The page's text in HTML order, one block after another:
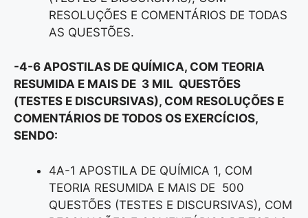
RESOLUÇÕES E COMENTÁRIOS DE TODAS
AS QUESTÕES.
-4-6 APOSTILAS DE QUÍMICA, COM TEORIA
RESUMIDA E MAIS DE 3 MIL QUESTÕES
(TESTES E DISCURSIVAS), COM RESOLUÇÕES E
COMENTÁRIOS DE TODOS OS EXERCÍCIOS,
SENDO:
4A-1 APOSTILA DE QUÍMICA 1, COM
TEORIA RESUMIDA E MAIS DE 500
QUESTÕES (TESTES E DISCURSIVAS), COM